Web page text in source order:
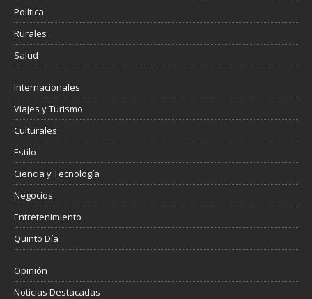
Política
Rurales
Salud
Internacionales
Viajes y Turismo
Culturales
Estilo
Ciencia y Tecnología
Negocios
Entretenimiento
Quinto Día
Opinión
Noticias Destacadas